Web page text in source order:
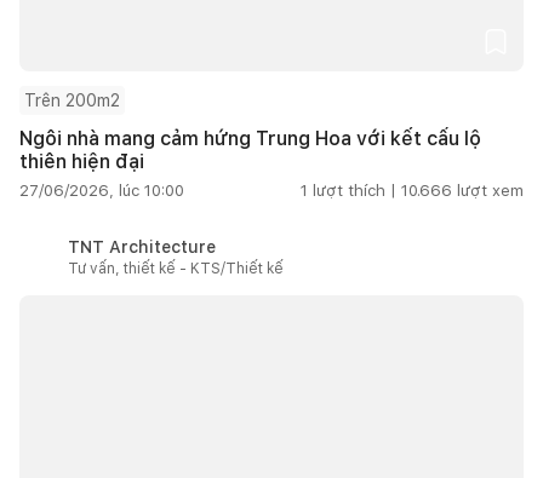
Trên 200m2
Ngôi nhà mang cảm hứng Trung Hoa với kết cấu lộ
thiên hiện đại
27/06/2026, lúc 10:00 1 lượt thích | 10.666 lượt xem
TNT Architecture
Tư vấn, thiết kế - KTS/Thiết kế